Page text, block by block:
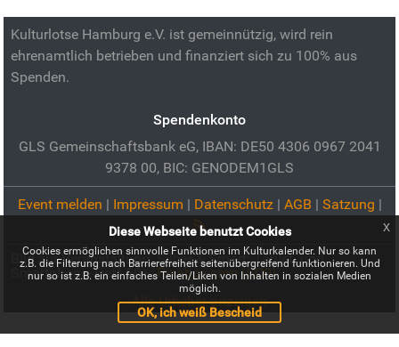
Kulturlotse Hamburg e.V. ist gemeinnützig, wird rein
ehrenamtlich betrieben und finanziert sich zu 100% aus
Spenden.
Spendenkonto
GLS Gemeinschaftsbank eG, IBAN: DE50 4306 0967 2041
9378 00, BIC: GENODEM1GLS
Event melden | Impressum | Datenschutz| AGB | Satzung |
Bild zur Veranstaltung:Silber & Smart: Tablet- und
Smartphone-Treff 60+:Pixabay.com (CC0)
Alle Urheber anzeigen
Diese Webseite benutzt Cookies
Cookies ermöglichen sinnvolle Funktionen im Kulturkalender. Nur so kann
z.B. die Filterung nach Barrierefreiheit seitenübergreifend funktionieren. Und
nur so ist z.B. ein einfaches Teilen/Liken von Inhalten in sozialen Medien
möglich.
OK, ich weiß Bescheid
x